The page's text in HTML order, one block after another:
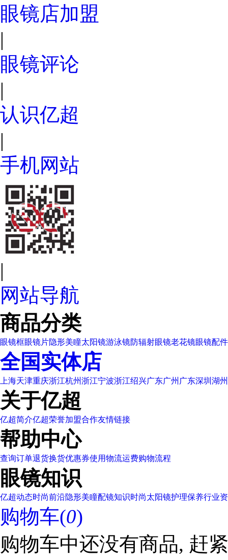
眼镜店加盟
|
眼镜评论
|
认识亿超
|
手机网站
|
网站导航
商品分类
眼镜框眼镜片隐形美瞳太阳镜游泳镜防辐射眼镜老花镜眼镜配件
全国实体店
上海天津重庆浙江杭州浙江宁波浙江绍兴广东广州 广东深圳 湖
关于亿超
亿超简介亿超荣誉加盟合作友情链接
帮助中心
查询订单退货换货优惠券使用物流运费购物流程
眼镜知识
亿超动态时尚前沿隐形美瞳配镜知识时尚太阳镜护理保养行业
购物车(0)
购物车中还没有商品, 赶